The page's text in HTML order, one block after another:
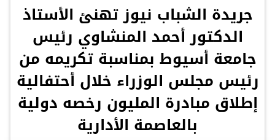
جريدة الشباب نيوز تهنئ الأستاذ
الدكتور أحمد المنشاوي رئيس
جامعة أسيوط بمناسبة تكريمه من
رئيس مجلس الوزراء خلال أحتفالية
إطلاق مبادرة المليون رخصه دولية
بالعاصمة الأدارية